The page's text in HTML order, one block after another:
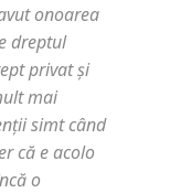
onoarea
dreptul
privat și
mai
simt când
că e acolo
o